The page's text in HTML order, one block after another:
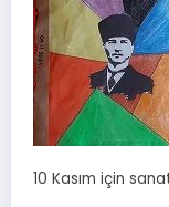
10 Kasım için